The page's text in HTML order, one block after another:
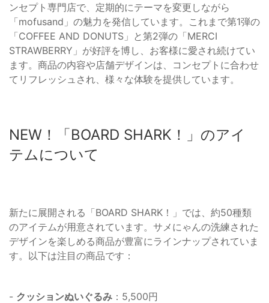
ンセプト専門店で、定期的にテーマを変更しながら
「mofusand」の魅力を発信しています。これまで第1弾の
「COFFEE AND DONUTS」と第2弾の「MERCI
STRAWBERRY」が好評を博し、お客様に愛され続けてい
ます。商品の内容や店舗デザインは、コンセプトに合わせ
てリフレッシュされ、様々な体験を提供しています。
NEW！「BOARD SHARK！」のアイ
テムについて
新たに展開される「BOARD SHARK！」では、約50種類
のアイテムが用意されています。サメにゃんの洗練された
デザインを楽しめる商品が豊富にラインナップされていま
す。以下は注目の商品です：
- クッションぬいぐるみ ：5,500円